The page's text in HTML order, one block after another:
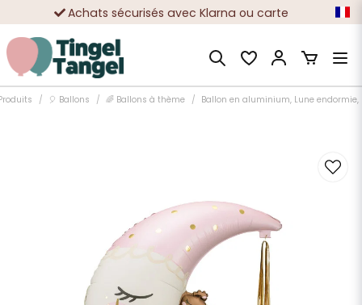
Achats sécurisés avec Klarna ou carte
Des dizaines de milliers de clients satisfaits
🎈 Ballons 🌈 Ballons à thème Ballon en aluminium, Lune endormie,